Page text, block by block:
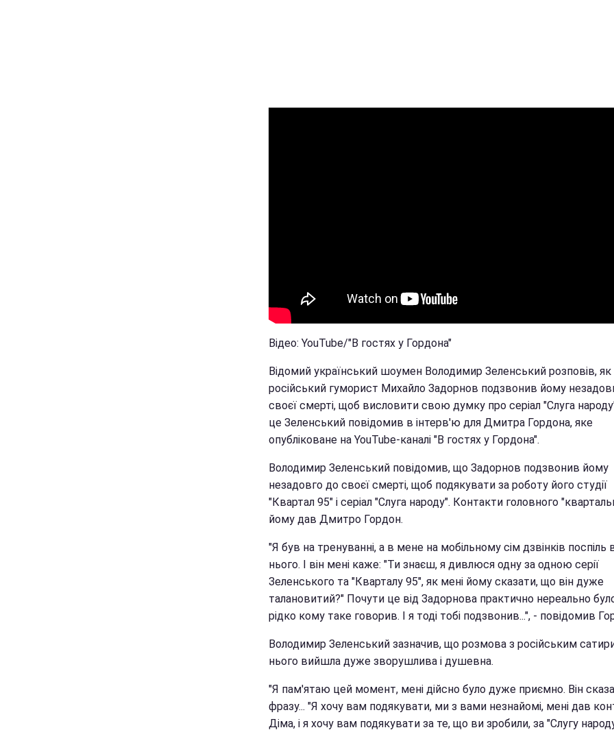
Відео: YouTube/"В гостях у Гордона"
Відомий український шоумен Володимир Зеленський розповів, як
російський гуморист Михайло Задорнов подзвонив йому
своєї смерті, щоб висловити свою думку про серіал "Слуга
це Зеленський повідомив в інтерв'ю для Дмитра Гордона, яке
опубліковане на YouTube-каналі "В гостях у Гордона".
Володимир Зеленський повідомив, що Задорнов подзвонив йому
незадовго до своєї смерті, щоб подякувати за роботу його студії
"Квартал 95" і серіал "Слуга народу". Контакти головного
йому дав Дмитро Гордон.
"Я був на тренуванні, а в мене на мобільному сім дзвінків поспіль
нього. І він мені каже: "Ти знаєш, я дивлюся одну за одною серії
Зеленського та "Кварталу 95", як мені йому сказати, що він дуже
талановитий?" Почути це від Задорнова практично нереально
рідко кому таке говорив. І я тоді тобі подзвонив...", - повідомив
Володимир Зеленський зазначив, що розмова з російським
нього вийшла дуже зворушлива і душевна.
"Я пам'ятаю цей момент, мені дійсно було дуже приємно. Він
фразу... "Я хочу вам подякувати, ми з вами незнайомі, мені дав
Діма, і я хочу вам подякувати за те, що ви зробили, за "Слугу